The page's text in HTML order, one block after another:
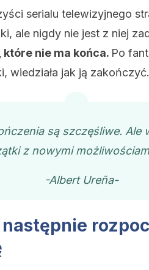
serialu telewizyjnego
ale nigdy nie jest z niej
nie ma końca. Po
wiedziała jak ją zakończyć.
są szczęśliwe. Ale
z nowymi
-Albert Ureña-